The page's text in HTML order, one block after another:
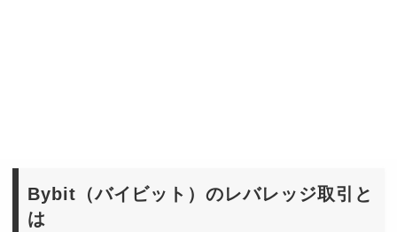
Bybit（バイビット）のレバレッジ取引と
は